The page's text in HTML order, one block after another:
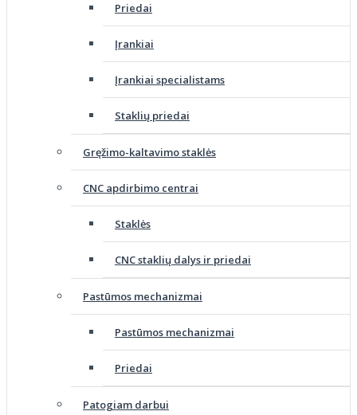
Priedai
Įrankiai
Įrankiai specialistams
Staklių priedai
Gręžimo-kaltavimo staklės
CNC apdirbimo centrai
Staklės
CNC staklių dalys ir priedai
Pastūmos mechanizmai
Pastūmos mechanizmai
Priedai
Patogiam darbui